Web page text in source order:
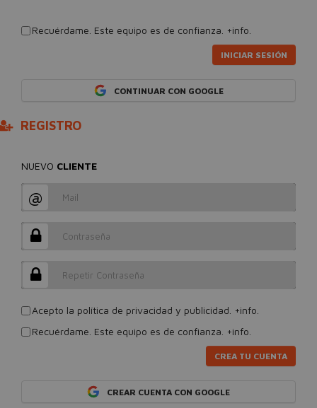
Recuérdame. Este equipo es de confianza. +info.
INICIAR SESIÓN
CONTINUAR CON GOOGLE
REGISTRO
NUEVO CLIENTE
@
Acepto la política de privacidad y publicidad. +info.
Recuérdame. Este equipo es de confianza. +info.
CREA TU CUENTA
CREAR CUENTA CON GOOGLE